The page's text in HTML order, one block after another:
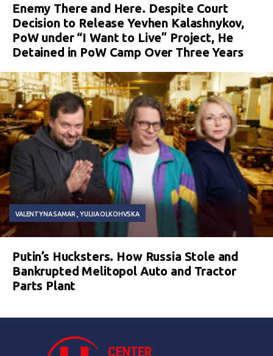
Enemy There and Here. Despite Court
Decision to Release Yevhen Kalashnykov,
PoW under “I Want to Live” Project, He
Detained in PoW Camp Over Three Years
VALENTYNA SAMAR YULIIA OLKOHVSKA
Putin’s Hucksters. How Russia Stole and
Bankrupted Melitopol Auto and Tractor
Parts Plant